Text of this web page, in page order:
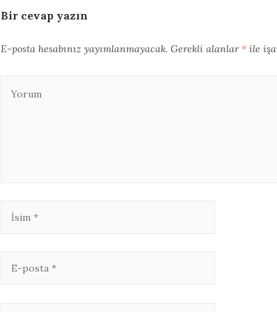
Bir cevap yazın
E-posta hesabınız yayımlanmayacak. Gerekli alanlar*ile